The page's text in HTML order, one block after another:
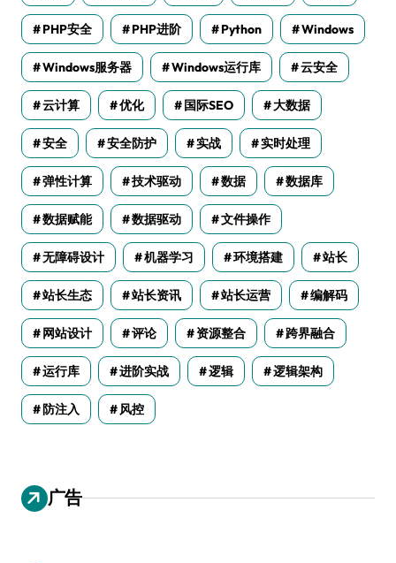
PHP安全 PHP进阶 Python Windows
Windows服务器 Windows运行库 云安全
云计算 优化 国际SEO 大数据
安全 安全防护 实战 实时处理
弹性计算 技术驱动 数据 数据库
数据赋能 数据驱动 文件操作
无障碍设计 机器学习 环境搭建 站长
站长生态 站长资讯 站长运营 编解码
网站设计 评论 资源整合 跨界融合
运行库 进阶实战 逻辑 逻辑架构
防注入 风控
广告